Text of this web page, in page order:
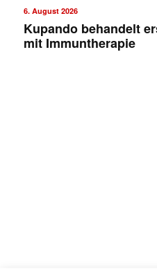
6. August 2026
Kupando behandelt
mit Immuntherapie